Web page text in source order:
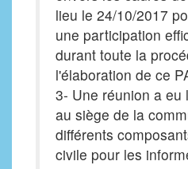
lieu le 24/10/2017
une participation
durant toute la
l'élaboration de ce
3- Une réunion a eu
au siège de la
différents
civile pour les